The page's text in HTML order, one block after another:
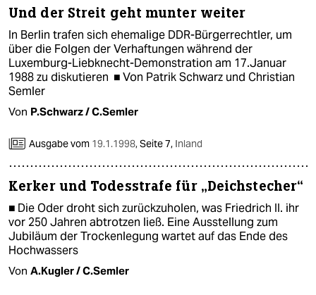
Und der Streit geht munter weiter
In Berlin trafen sich ehemalige DDR-Bürgerrechtler, um
über die Folgen der Verhaftungen während der
Luxemburg-Liebknecht-Demonstration am 17.Januar
1988 zu diskutieren ■ Von Patrik Schwarz und Christian
Semler
Von P.Schwarz / C.Semler
Ausgabe vom 19.1.1998,Seite 7, Inland
Kerker und Todesstrafe für „Deichstecher“
■ Die Oder droht sich zurückzuholen, was Friedrich II. ihr
vor 250 Jahren abtrotzen ließ. Eine Ausstellung zum
Jubiläum der Trockenlegung wartet auf das Ende des
Hochwassers
Von A.Kugler / C.Semler